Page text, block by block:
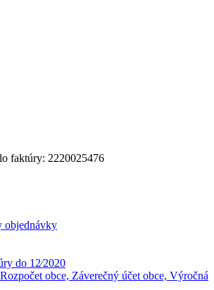
faktúry: 2220025476
objednávky
do 12⁄2020
obce, Záverečný účet obce, Výročná